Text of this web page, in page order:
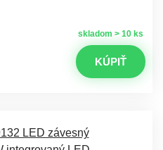
skladom > 10 ks
KÚPIŤ